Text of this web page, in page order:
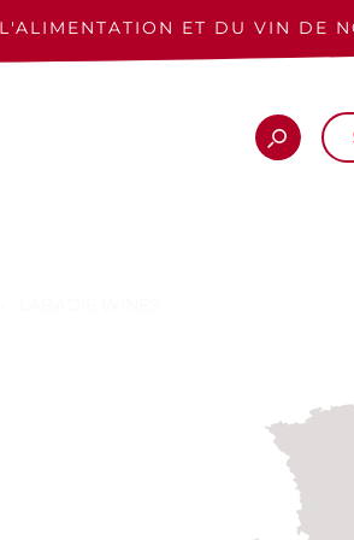
ET DU VIN DE